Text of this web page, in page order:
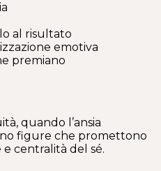
al risultato
emotiva
premiano
quando l’ansia
figure che promettono
centralità del sé.